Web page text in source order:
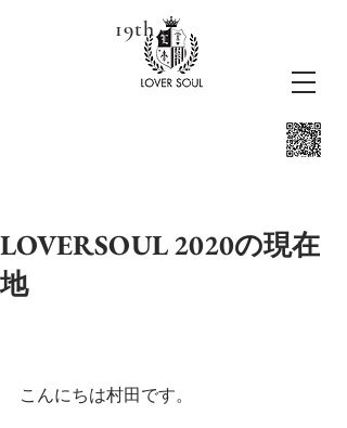
19th
LOVERSOUL 2020の現在
地
こんにちは村田です。